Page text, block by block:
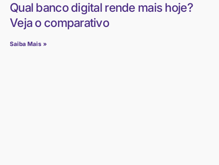
Qual banco digital rende mais hoje?
Veja o comparativo
Saiba Mais »